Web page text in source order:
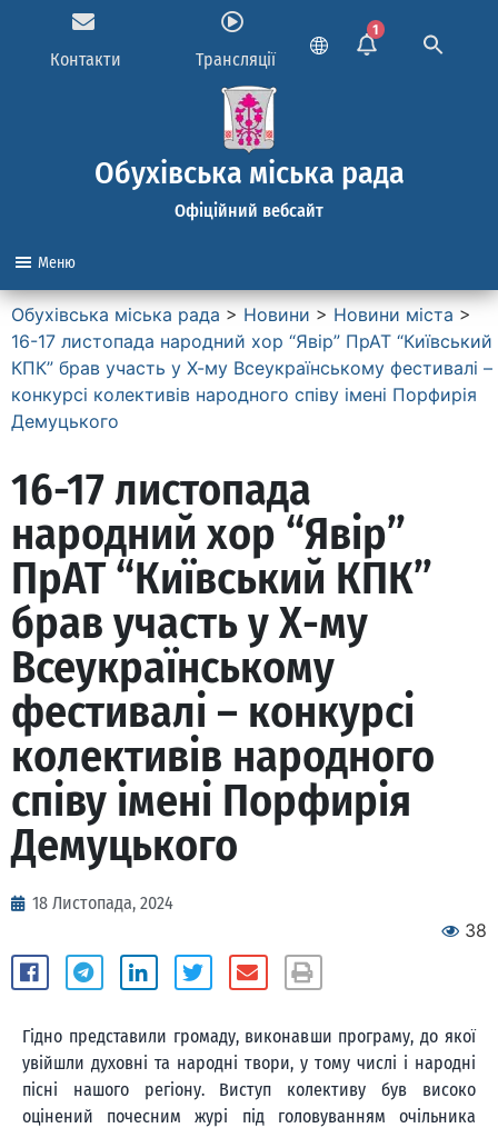
Контакти Трансляції
1
Обухівська міська рада
Офіційний вебсайт
Меню
Обухівська міська рада > Новини > Новини міста >
16-17 листопада народний хор “Явір” ПрАТ “Київський
КПК” брав участь у Х-му Всеукраїнському фестивалі –
конкурсі колективів народного співу імені Порфирія
Демуцького
16-17 листопада
народний хор “Явір”
ПрАТ “Київський КПК”
брав участь у Х-му
Всеукраїнському
фестивалі – конкурсі
колективів народного
співу імені Порфирія
Демуцького
18 Листопада, 2024
38
Гідно представили громаду, виконавши програму, до якої
увійшли духовні та народні твори, у тому числі і народні
пісні нашого регіону. Виступ колективу був високо
оцінений почесним журі під головуванням очільника